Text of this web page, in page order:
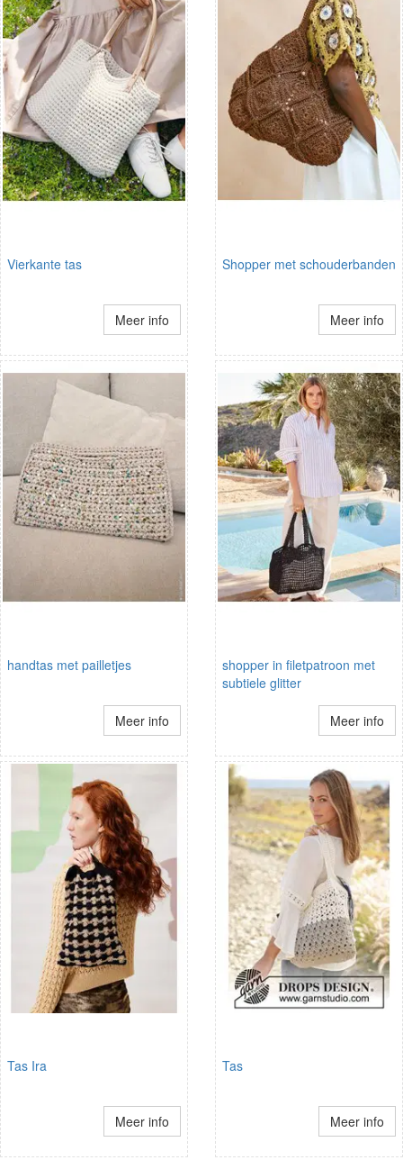
Vierkante tas
Meer info
Shopper met schouderbanden
Meer info
handtas met pailletjes
Meer info
shopper in filetpatroon met
subtiele glitter
Meer info
Tas Ira
Meer info
Tas
Meer info